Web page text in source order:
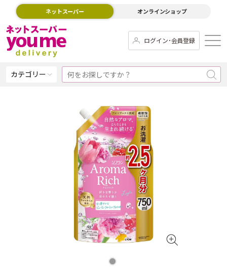
ネットスーパー オンラインショップ
ログイン･会員登録
カテゴリー